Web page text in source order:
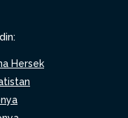
Hersek